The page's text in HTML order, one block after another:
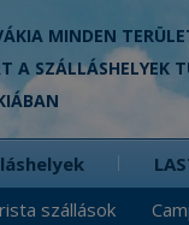
MINDEN
A SZÁLLÁSHELYEK
szállások